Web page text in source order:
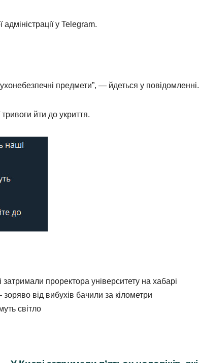
у Telegram.
предмети”, — йдеться у повідомленні.
йти до укриття.
проректора університету на хабарі
від вибухів бачили за кілометри
світло